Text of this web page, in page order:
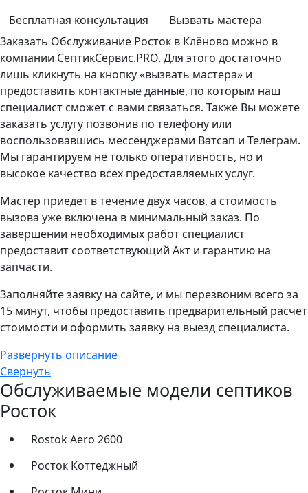
Бесплатная консультация
Вызвать мастера
Заказать Обслуживание Росток в Клёново можно в
компании СептикСервис.PRO. Для этого достаточно
лишь кликнуть на кнопку «вызвать мастера» и
предоставить контактные данные, по которым наш
специалист сможет с вами связаться. Также Вы можете
заказать услугу позвонив по телефону или
воспользовавшись мессенджерами Ватсап и Телеграм.
Мы гарантируем не только оперативность, но и
высокое качество всех предоставляемых услуг.
Мастер приедет в течение двух часов, а стоимость
вызова уже включена в минимальный заказ. По
завершении необходимых работ специалист
предоставит соответствующий Акт и гарантию на
запчасти.
Заполняйте заявку на сайте, и мы перезвоним всего за
15 минут, чтобы предоставить предварительный расчет
стоимости и оформить заявку на выезд специалиста.
Развернуть описание
Свернуть
Обслуживаемые модели септиков
Росток
Rostok Aero 2600
Росток Коттеджный